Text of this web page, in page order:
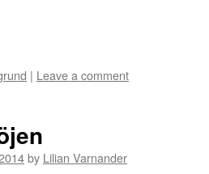
| Leave a comment
by Lilian Varnander